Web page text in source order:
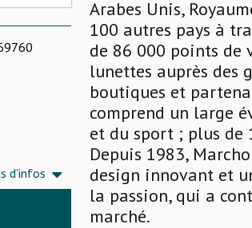
d'infos
Arabes Unis,
100 autres pays à
de 86 000 points
lunettes auprès des
boutiques et
comprend un large
et du sport ; plus de
Depuis 1983,
design innovant et
la passion, qui a
marché.